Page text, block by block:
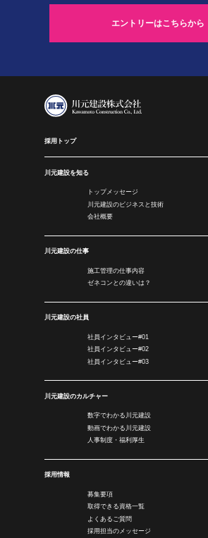
エントリーはこちらから
採用トップ
川元建設を知る
トップメッセージ
川元建設のビジネスと技術
会社概要
川元建設の仕事
施工管理の仕事内容
ゼネコンとの違いは？
川元建設の社員
社員インタビュー#01
社員インタビュー#02
社員インタビュー#03
川元建設のカルチャー
数字でわかる川元建設
動画でわかる川元建設
人事制度・福利厚生
採用情報
募集要項
取得できる資格一覧
よくあるご質問
採用担当のメッセージ